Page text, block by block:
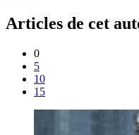
Articles de cet
0
5
10
15